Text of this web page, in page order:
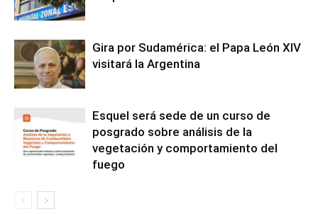
Gira por Sudamérica: el Papa León XIV
visitará la Argentina
Esquel será sede de un curso de
posgrado sobre análisis de la
vegetación y comportamiento del
fuego